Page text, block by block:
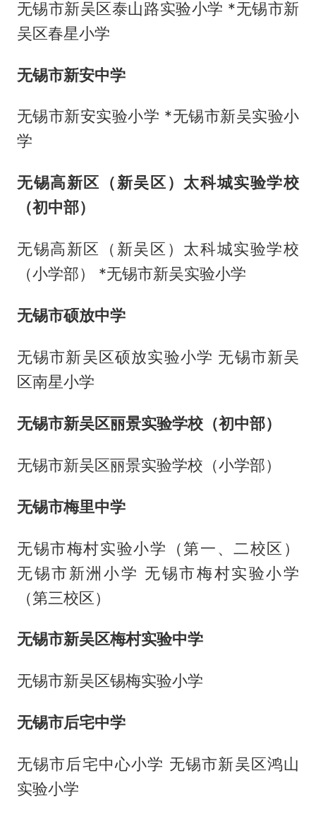
无锡市新吴区泰山路实验小学 *无锡市新
吴区春星小学
无锡市新安中学
无锡市新安实验小学 *无锡市新吴实验小
学
无锡高新区（新吴区）太科城实验学校
（初中部）
无锡高新区（新吴区）太科城实验学校
（小学部） *无锡市新吴实验小学
无锡市硕放中学
无锡市新吴区硕放实验小学 无锡市新吴
区南星小学
无锡市新吴区丽景实验学校（初中部）
无锡市新吴区丽景实验学校（小学部）
无锡市梅里中学
无锡市梅村实验小学（第一、二校区）
无锡市新洲小学 无锡市梅村实验小学
（第三校区）
无锡市新吴区梅村实验中学
无锡市新吴区锡梅实验小学
无锡市后宅中学
无锡市后宅中心小学 无锡市新吴区鸿山
实验小学